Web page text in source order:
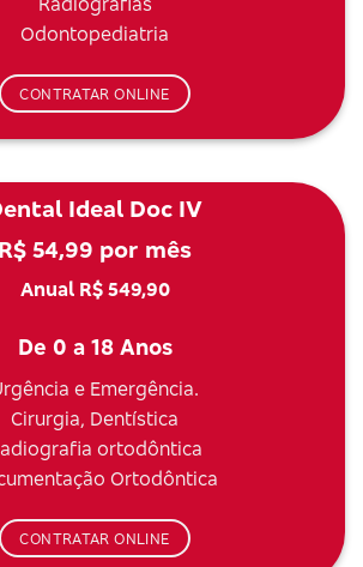
Odontopediatria
CONTRATAR ONLINE
Ideal Doc IV
R$ 54,99 por mês
Anual R$ 549,90
De 0 a 18 Anos
e Emergência.
Cirurgia, Dentística
ortodôntica
Ortodôntica
CONTRATAR ONLINE